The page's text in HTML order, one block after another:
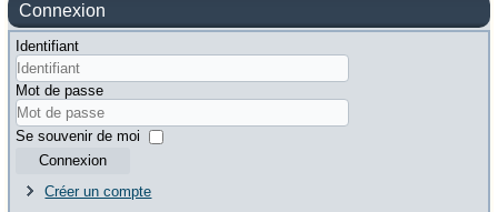
Connexion
Identifiant
Mot de passe
Se souvenir de moi
Connexion
Créer un compte